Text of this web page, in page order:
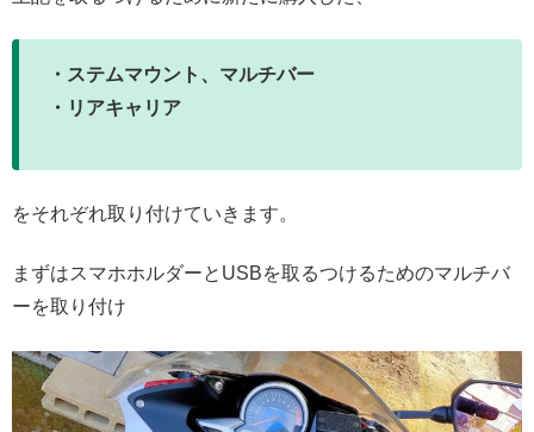
・ステムマウント、マルチバー
・リアキャリア
をそれぞれ取り付けていきます。
まずはスマホホルダーとUSBを取るつけるためのマルチバ
ーを取り付け